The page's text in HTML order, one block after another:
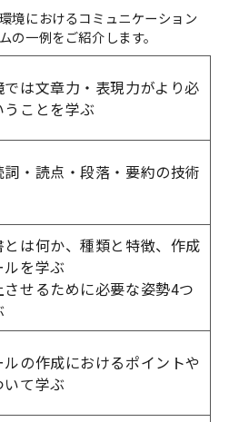
境におけるコミュニケーション
の一例をご紹介します。
では文章力・表現力がより必
ことを学ぶ
・読点・段落・要約の技術
とは何か、種類と特徴、作成
ルを学ぶ
せるために必要な姿勢4つ
ルの作成におけるポイントや
て学ぶ